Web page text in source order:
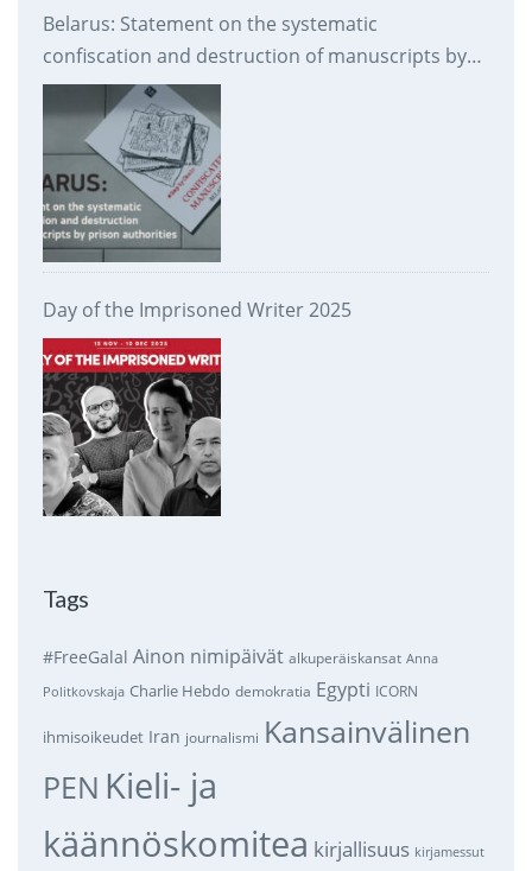
Belarus: Statement on the systematic
confiscation and destruction of manuscripts by
prison authorities
Day of the Imprisoned Writer 2025
Tags
#FreeGalal Ainon nimipäivät alkuperäiskansat Anna
Politkovskaja Charlie Hebdo demokratia Egypti ICORN
ihmisoikeudet Iran journalismi Kansainvälinen
PEN Kieli- ja
käännöskomitea kirjallisuus kirjamessut